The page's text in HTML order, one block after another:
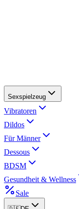
Sexspielzeug
Vibratoren
Dildos
Für Männer
Dessous
BDSM
Gesundheit & Wellness
Sale